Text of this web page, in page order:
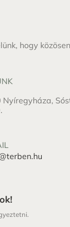
hogy közösen
Nyíregyháza,